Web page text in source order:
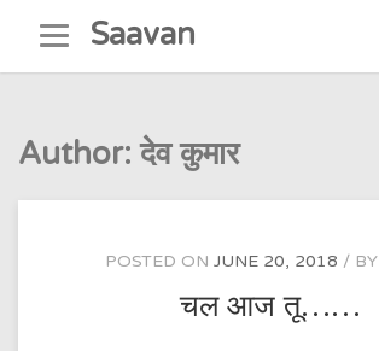
content
Saavan
Author:देव कुमार
POSTED ON JUNE 20, 2018 BY
चल आज तू……